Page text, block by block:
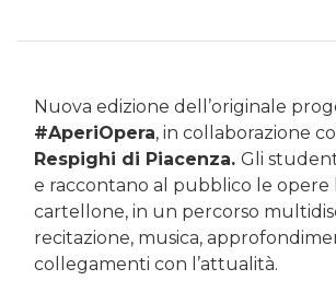
Nuova edizione dell’originale
#AperiOpera, in collaborazione
Respighi di Piacenza. Gli
e raccontano al pubblico le opere
cartellone, in un percorso
recitazione, musica,
collegamenti con l’attualità.